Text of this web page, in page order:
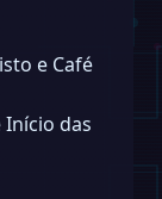
e Café
Início das